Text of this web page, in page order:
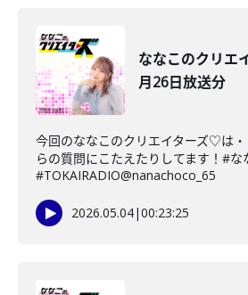
ななこのクリ
月26日放送分
今回のななこのクリエイターズ♡は
らの質問にこたえたりしてます！#な
#TOKAIRADIO@nanachoco_65
2026.05.04|00:23:25